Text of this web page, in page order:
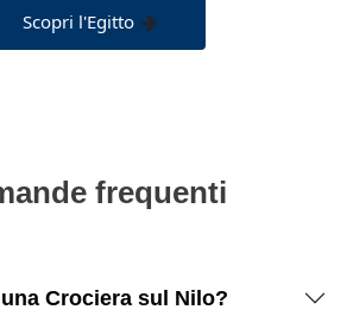
Scopri l'Egitto
frequenti
Crociera sul Nilo?